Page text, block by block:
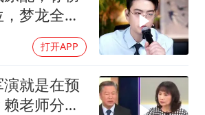
梦龙全程
打开APP
就是在预
老师分析